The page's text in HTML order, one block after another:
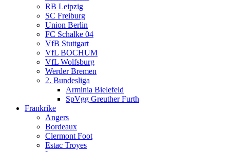
RB Leipzig
SC Freiburg
Union Berlin
FC Schalke 04
VfB Stuttgart
VfL BOCHUM
VfL Wolfsburg
Werder Bremen
2. Bundesliga
Arminia Bielefeld
SpVgg Greuther Furth
Frankrike
Angers
Bordeaux
Clermont Foot
Estac Troyes